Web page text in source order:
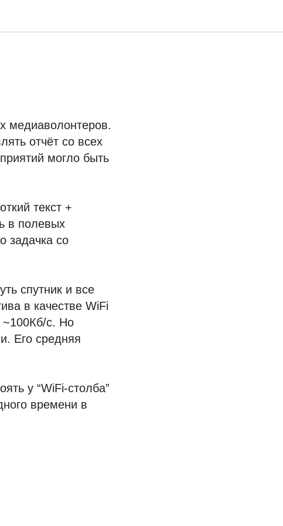
медиаволонтеров.
отчёт со всех
могло быть
текст +
в полевых
задачка со
спутник и все
в качестве WiFi
~100Кб/с. Но
Его средняя
у “WiFi-столба”
времени в